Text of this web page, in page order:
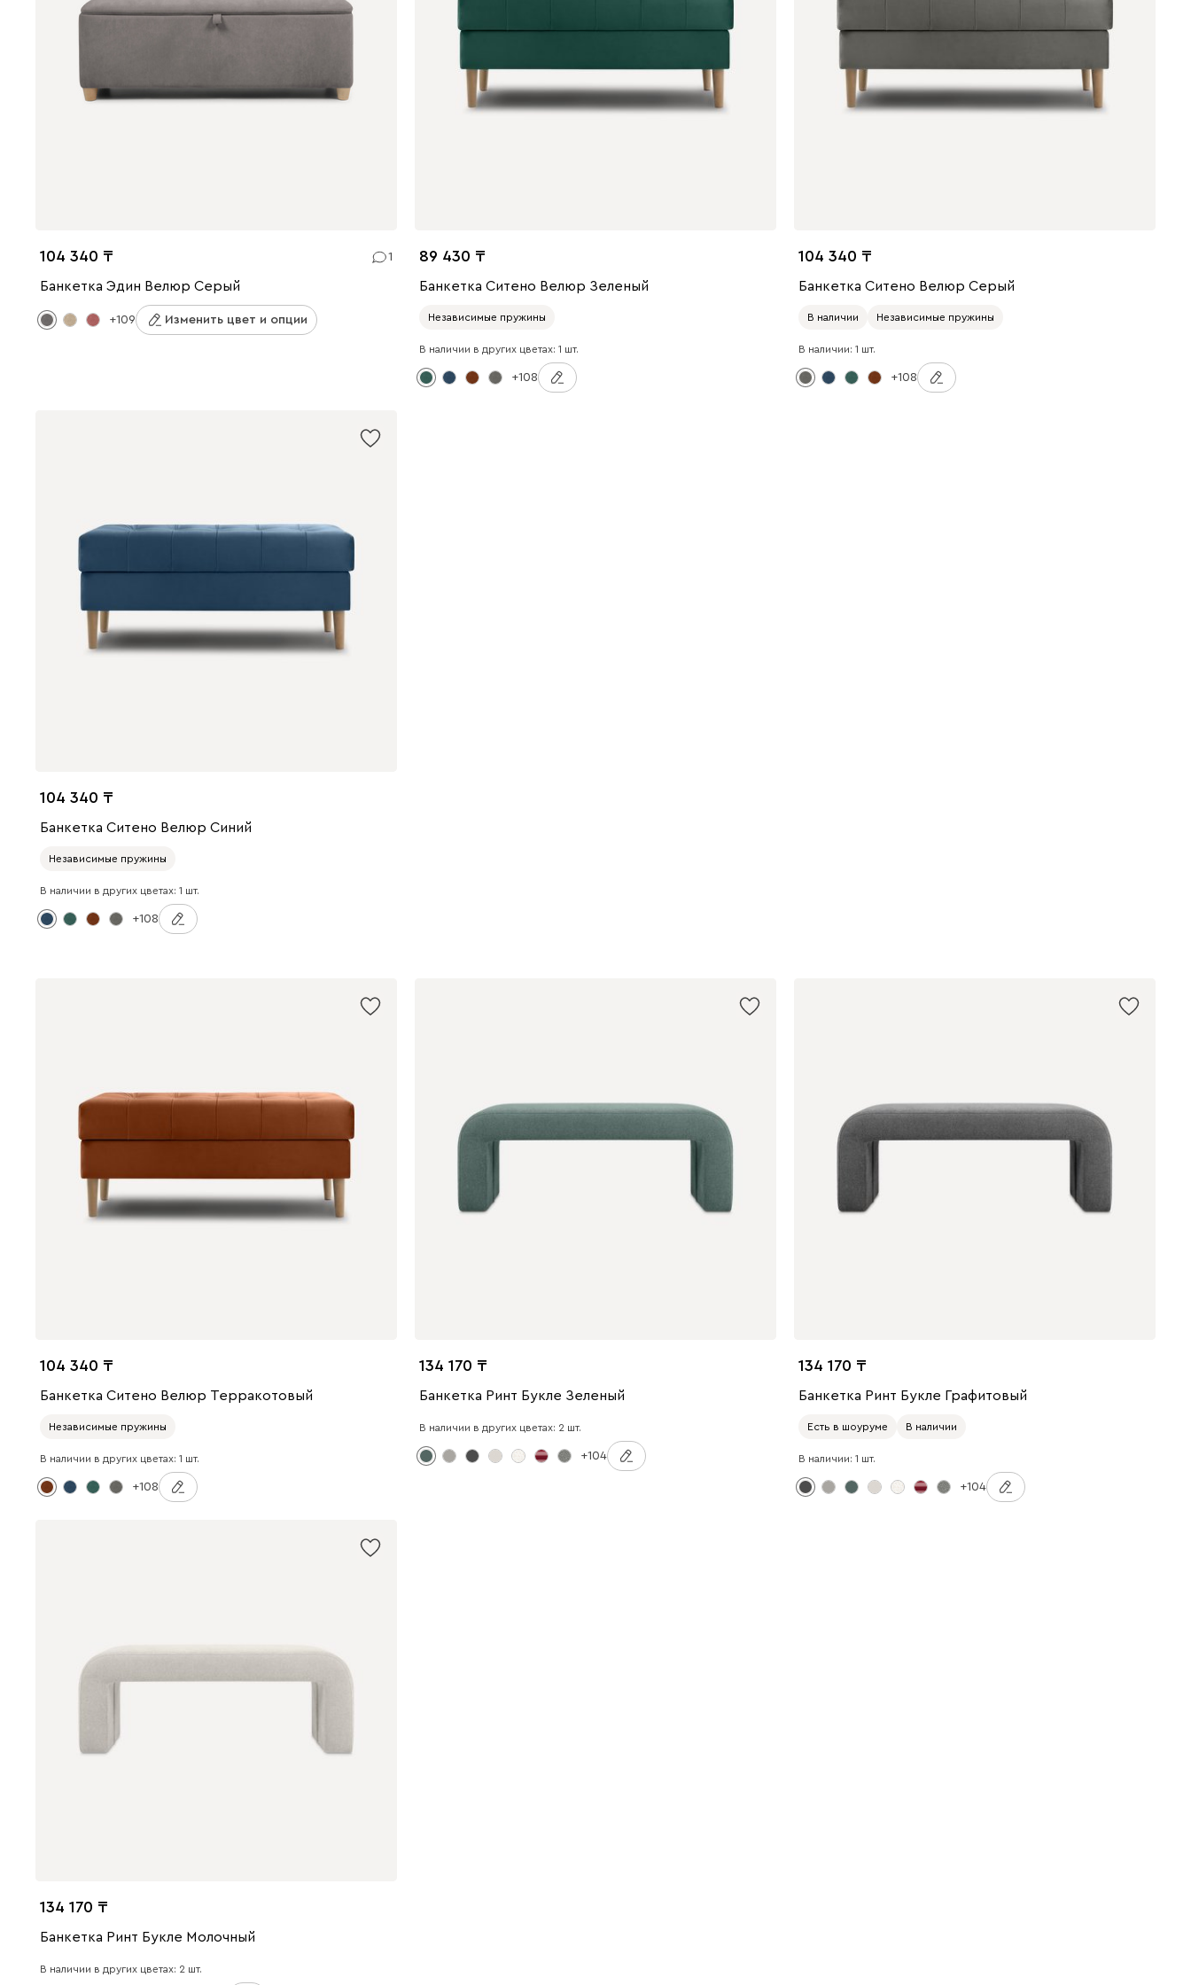
104 340 1
Банкетка Эдин Велюр Серый
+109 Изменить цвет и опции
89 430
Банкетка Ситено Велюр Зеленый
Независимые пружины
В наличии в других цветах: 1 шт.
+108
104 340
Банкетка Ситено Велюр Серый
В наличии Независимые пружины
В наличии: 1 шт.
+108
104 340
Банкетка Ситено Велюр Синий
Независимые пружины
В наличии в других цветах: 1 шт.
+108
104 340
Банкетка Ситено Велюр Терракотовый
Независимые пружины
В наличии в других цветах: 1 шт.
+108
134 170
Банкетка Ринт Букле Зеленый
В наличии в других цветах: 2 шт.
+104
134 170
Банкетка Ринт Букле Графитовый
Есть в шоуруме В наличии
В наличии: 1 шт.
+104
134 170
Банкетка Ринт Букле Молочный
В наличии в других цветах: 2 шт.